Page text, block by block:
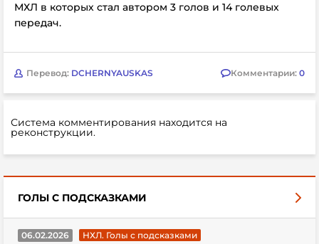
МХЛ в которых стал автором 3 голов и 14 голевых
передач.
Перевод: DCHERNYAUSKAS Комментарии: 0
Система комментирования находится на
реконструкции.
ГОЛЫ С ПОДСКАЗКАМИ
06.02.2026
НХЛ. Голы с подсказками